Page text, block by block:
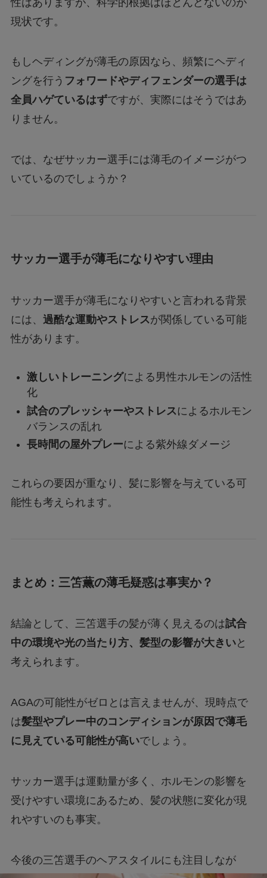
現状です。
もしヘディングが薄毛の原因なら、頻繁にヘディ
ングを行う フォワードやディフェンダーの選手は
全員ハゲているはずですが、実際にはそうではあ
りません。
では、なぜサッカー選手には薄毛のイメージがつ
いているのでしょうか？
サッカー選手が薄毛になりやすい理由
サッカー選手が薄毛になりやすいと言われる背景
には、 過酷な運動やストレスが関係している可能
性があります。
激しいトレーニングによる男性ホルモンの活性
化
試合のプレッシャーやストレス によるホルモン
バランスの乱れ
長時間の屋外プレーによる紫外線ダメージ
これらの要因が重なり、髪に影響を与えている可
能性も考えられます。
まとめ：三笘薫の薄毛疑惑は事実か？
結論として、三笘選手の髪が薄く見えるのは試合
中の環境や光の当たり方、髪型の影響が大きいと
考えられます。
AGAの可能性がゼロとは言えませんが、現時点で
は髪型やプレー中のコンディションが原因で薄毛
に見えている可能性が高いでしょう。
サッカー選手は運動量が多く、ホルモンの影響を
受けやすい環境にあるため、髪の状態に変化が現
れやすいのも事実。
今後の三笘選手のヘアスタイルにも注目しなが